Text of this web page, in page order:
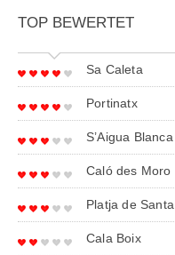
TOP BEWERTET
Sa Caleta
Portinatx
S’Aigua Blanca
Caló des Moro
Platja de
Cala Boix